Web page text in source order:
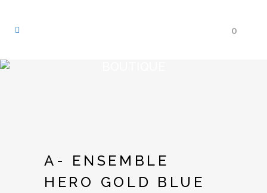
0
A- ENSEMBLE
HERO GOLD BLUE